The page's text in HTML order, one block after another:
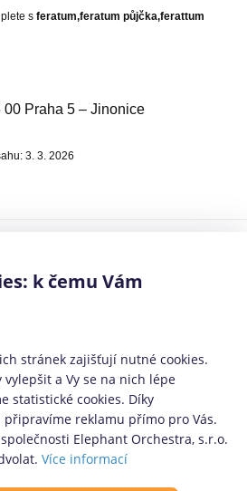
s feratum,feratum půjčka,ferattum
00 Praha 5 – Jinonice
3. 3. 2026
Napište náminfo@coolpujcky.cz
půjček pro rok 2026
Ve spolupráci s
|Informace o řazení produktových
nabídek.
k čemu Vám
stránek zajišťují nutné cookies.
a Vy se na nich lépe
statistické cookies. Díky
připravíme reklamu přímo pro Vás.
Elephant Orchestra, s.r.o.
Více informací